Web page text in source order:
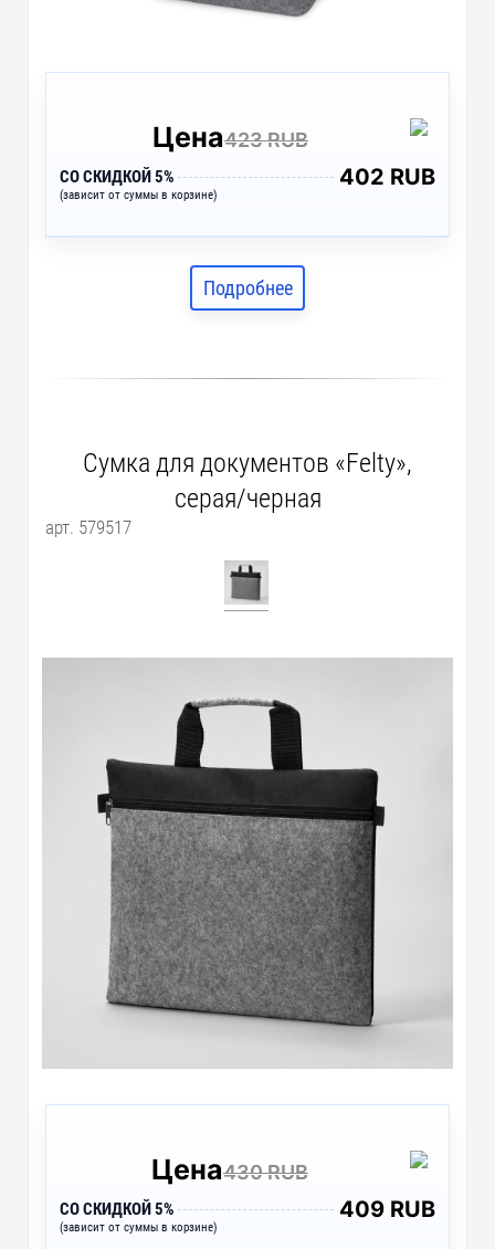
Цена423 RUB
СО СКИДКОЙ 5%
(зависит от суммы в корзине)
402 RUB
Подробнее
Сумка для документов «Felty»,
серая/черная
арт. 579517
Цена430 RUB
СО СКИДКОЙ 5%
(зависит от суммы в корзине)
409 RUB